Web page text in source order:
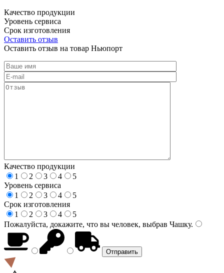
Качество продукции
Уровень сервиса
Срок изготовления
Оставить отзыв
Оставить отзыв на товар Ньюпорт
Качество продукции
1
2 3 4
5
Уровень сервиса
1
2 3 4
5
Срок изготовления
1
2 3 4
5
Пожалуйста, докажите, что вы человек, выбрав Чашку.